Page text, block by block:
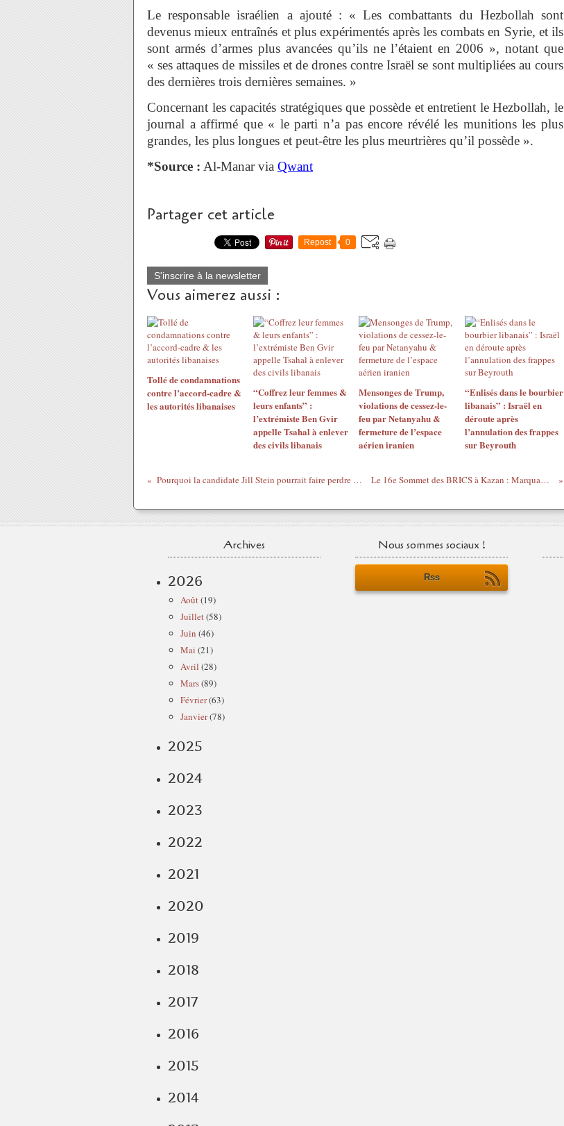
Le responsable israélien a ajouté : « Les combattants du Hezbollah sont
devenus mieux entraînés et plus expérimentés après les combats en Syrie, et ils
sont armés d’armes plus avancées qu’ils ne l’étaient en 2006 », notant que
« ses attaques de missiles et de drones contre Israël se sont multipliées au cours
des dernières trois dernières semaines. »
Concernant les capacités stratégiques que possède et entretient le Hezbollah, le
journal a affirmé que « le parti n’a pas encore révélé les munitions les plus
grandes, les plus longues et peut-être les plus meurtrières qu’il possède ».
*Source : Al-Manar via Qwant
Partager cet article
Repost 0
S'inscrire à la newsletter
Vous aimerez aussi :
Tollé de condamnations
contre l’accord-cadre &
les autorités libanaises
“Coffrez leur femmes &
leurs enfants” :
l’extrémiste Ben Gvir
appelle Tsahal à enlever
des civils libanais
Mensonges de Trump,
violations de cessez-le-
feu par Netanyahu &
fermeture de l’espace
aérien iranien
“Enlisés dans le bourbier
libanais” : Israël en
déroute après
l’annulation des frappes
sur Beyrouth
Pourquoi la candidate Jill Stein pourrait faire perdre la présidentielle américaine à Kamala Harris Le 16e Sommet des BRICS à Kazan : Marquant l’Éclipse de l’Hégémonie Occidentale
Archives
2026
Août(19)
Juillet(58)
Juin (46)
Mai (21)
Avril (28)
Mars(89)
Février(63)
Janvier(78)
2025
2024
2023
2022
2021
2020
2019
2018
2017
2016
2015
2014
Nous sommes sociaux !
Rss